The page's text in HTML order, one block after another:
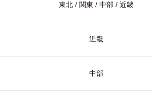
東北 / 関東 / 中部 / 近畿
近畿
中部